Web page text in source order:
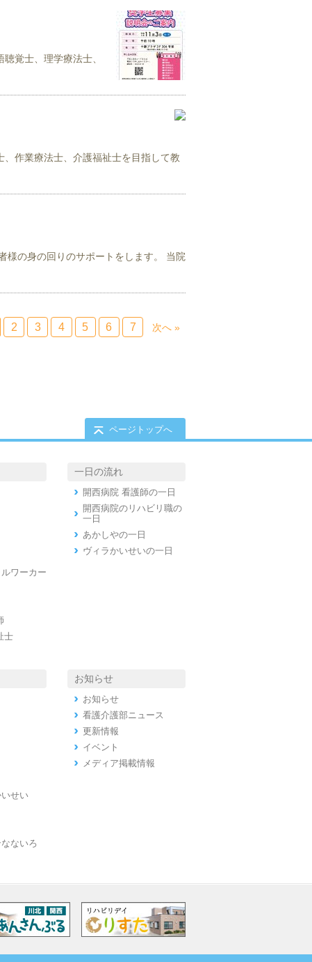
覚士、理学療法士、
作業療法士、介護福祉士を目指して教
の身の回りのサポートをします。 当院
2 3 4 5 6 7 次へ »
ページトップへ
ワーカー
士
一日の流れ
開西病院 看護師の一日
開西病院のリハビリ職の
一日
あかしやの一日
ヴィラかいせいの一日
せい
ないろ
お知らせ
お知らせ
看護介護部ニュース
更新情報
イベント
メディア掲載情報